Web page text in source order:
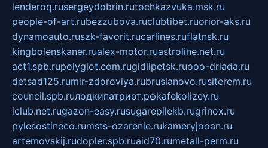
lenderoq.rusergeydobrin.rutochkazvuka.msk.ru
people-of-art.rubezzubova.ruclubtibet.ruorior-aks.ru
dynamoauto.ruszk-favorit.rucarlines.ruflatnsk.ru
kingbolenskaner.rualex-motor.ruastroline.net.ru
act1.spb.rupolyglot.com.rugidlipetsk.ruooo-driada.ru
detsad125.rumir-zdoroviya.rubruslanovo.rusiterem.ru
council.spb.ruлодкипатриот.рфkafekolizey.ru
iclub.net.rugazon-easy.rusugarepilekb.rugrinox.ru
pylesostineco.rumsts-ozarenie.rukameryjooan.ru
artemovskij.rudopler.spb.ruaid70.rumetall-perm.ru